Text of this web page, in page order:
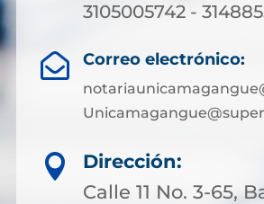
3105005742 -
 Correo electrónico:

Dirección:
Calle 11 No. 3-65,